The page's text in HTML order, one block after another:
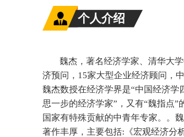
个人介绍
魏杰，著名经济学家、清华大
济预问，15家大型企业经济顾问，
魏杰数授在经济学界是“中国经济学
思一步的经济学家”，又有“魏指点
国家有特殊贡献的中青年专家。。
著作丰厚，主要包括:《宏观经济分